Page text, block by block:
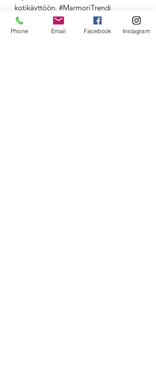
kotikäyttöön. #MarmoriTrendi
#Hiustenhoito
Phone Email Facebook Instagram